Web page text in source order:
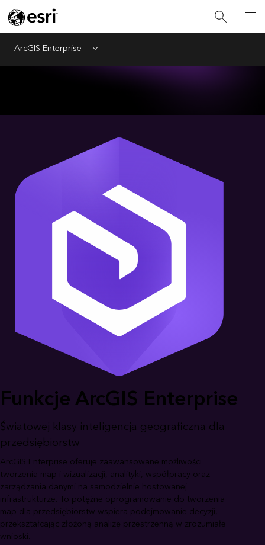
ArcGIS Enterprise Menu
Funkcje ArcGIS Enterprise
Światowej klasy inteligencja geograficzna dla
przedsiębiorstw
ArcGIS Enterprise oferuje zaawansowane możliwości
tworzenia map i wizualizacji, analityki, współpracy oraz
zarządzania danymi na samodzielnie hostowanej
infrastrukturze. To potężne oprogramowanie do tworzenia
map dla przedsiębiorstw wspiera podejmowanie decyzji,
przekształcając złożoną analizę przestrzenną w zrozumiałe
wnioski.